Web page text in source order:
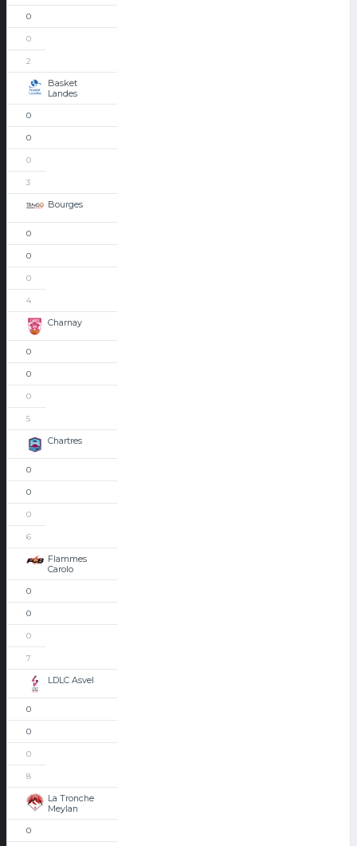
0
0
2
Basket
Landes
0
0
0
3
Bourges
0
0
0
4
Charnay
0
0
0
5
Chartres
0
0
0
6
Flammes
Carolo
0
0
0
7
LDLC Asvel
0
0
0
8
La Tronche
Meylan
0